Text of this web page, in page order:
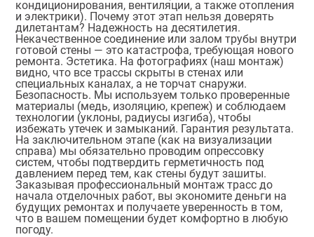
кондиционирования, вентиляции, а также отопления
и электрики). Почему этот этап нельзя доверять
дилетантам? Надежность на десятилетия.
Некачественное соединение или залом трубы внутри
готовой стены — это катастрофа, требующая нового
ремонта. Эстетика. На фотографиях (наш монтаж)
видно, что все трассы скрыты в стенах или
специальных каналах, а не торчат снаружи.
Безопасность. Мы используем только проверенные
материалы (медь, изоляцию, крепеж) и соблюдаем
технологии (уклоны, радиусы изгиба), чтобы
избежать утечек и замыканий. Гарантия результата.
На заключительном этапе (как на визуализации
справа) мы обязательно проводим опрессовку
систем, чтобы подтвердить герметичность под
давлением перед тем, как стены будут зашиты.
Заказывая профессиональный монтаж трасс до
начала отделочных работ, вы экономите деньги на
будущих ремонтах и получаете уверенность в том,
что в вашем помещении будет комфортно в любую
погоду.